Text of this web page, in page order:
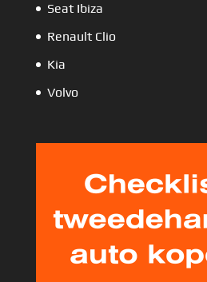
Seat Ibiza
Renault Clio
Kia
Volvo